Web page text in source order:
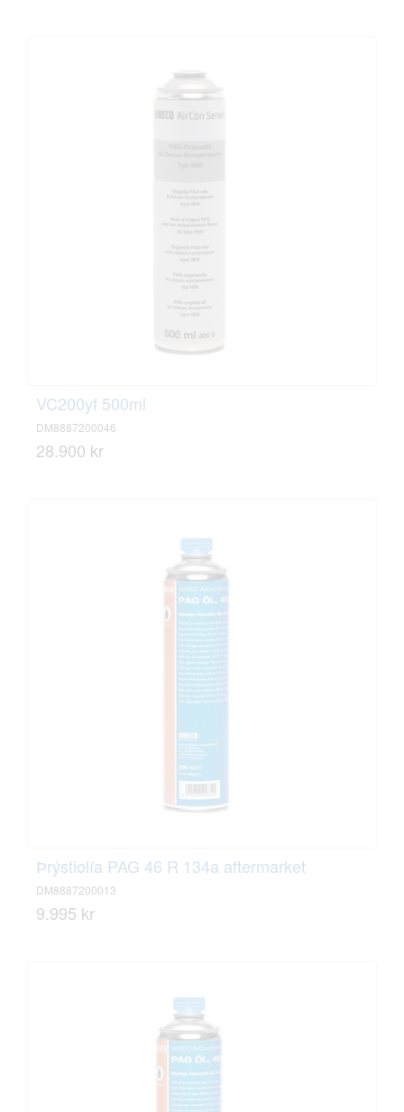
VC200yf 500ml
DM8887200046
28.900 kr
Þrýstiolía PAG 46 R 134a aftermarket
DM8887200013
9.995 kr